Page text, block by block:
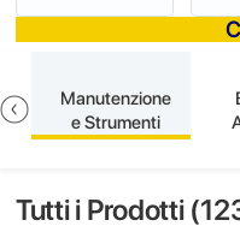
Manutenzione
e Strumenti
Tutti i Prodotti (